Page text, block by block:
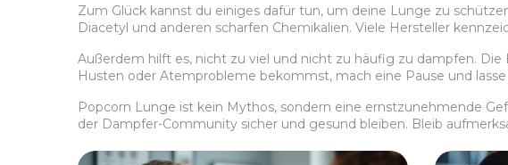
Zum Glück kannst du einiges dafür tun, um deine Lunge zu
Diacetyl und anderen scharfen Chemikalien. Viele Hersteller
Außerdem hilft es, nicht zu viel und nicht zu häufig zu dampfen.
Husten oder Atemprobleme bekommst, mach eine Pause und
Popcorn Lunge ist kein Mythos, sondern eine ernstzunehmende
der Dampfer-Community sicher und gesund bleiben. Bleib